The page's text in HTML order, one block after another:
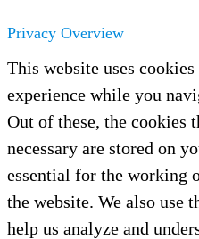
Privacy Overview
This website uses
experience while you
Out of these, the cookies
necessary are stored on
essential for the working
the website. We also use
help us analyze and